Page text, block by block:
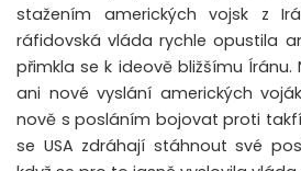
stažením amerických vojsk z
ráfidovská vláda rychle opustila
přimkla se k ideově bližšímu
ani nové vyslání amerických
nově s posláním bojovat proti
se USA zdráhají stáhnout své